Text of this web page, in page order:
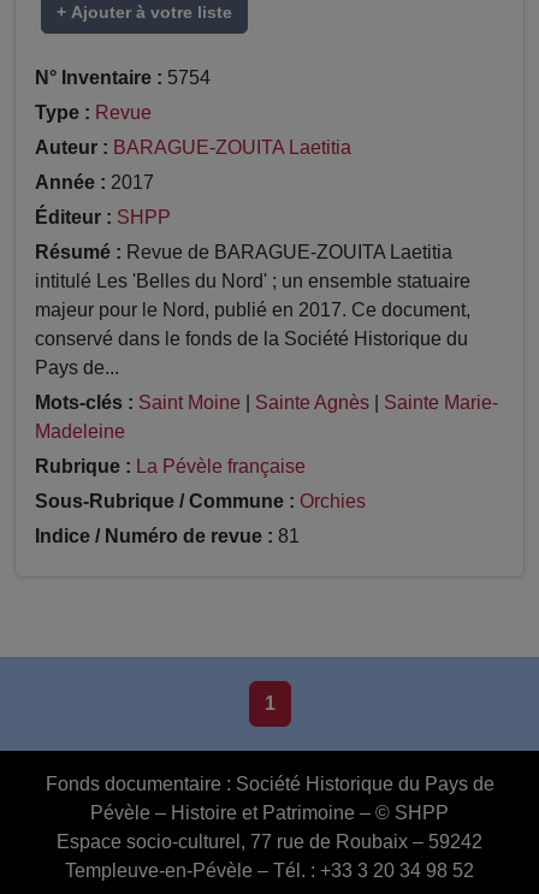
+ Ajouter à votre liste
N° Inventaire : 5754
Type : Revue
Auteur : BARAGUE-ZOUITA Laetitia
Année : 2017
Éditeur : SHPP
Résumé : Revue de BARAGUE-ZOUITA Laetitia
intitulé Les 'Belles du Nord' ; un ensemble statuaire
majeur pour le Nord, publié en 2017. Ce document,
conservé dans le fonds de la Société Historique du
Pays de...
Mots-clés : Saint Moine Sainte Agnès
Sainte Marie-
Madeleine
Rubrique : La Pévèle française
Sous-Rubrique / Commune : Orchies
Indice / Numéro de revue : 81
1
Fonds documentaire : Société Historique du Pays de
Pévèle – Histoire et Patrimoine – © SHPP
Espace socio-culturel, 77 rue de Roubaix – 59242
Templeuve-en-Pévèle – Tél. : +33 3 20 34 98 52